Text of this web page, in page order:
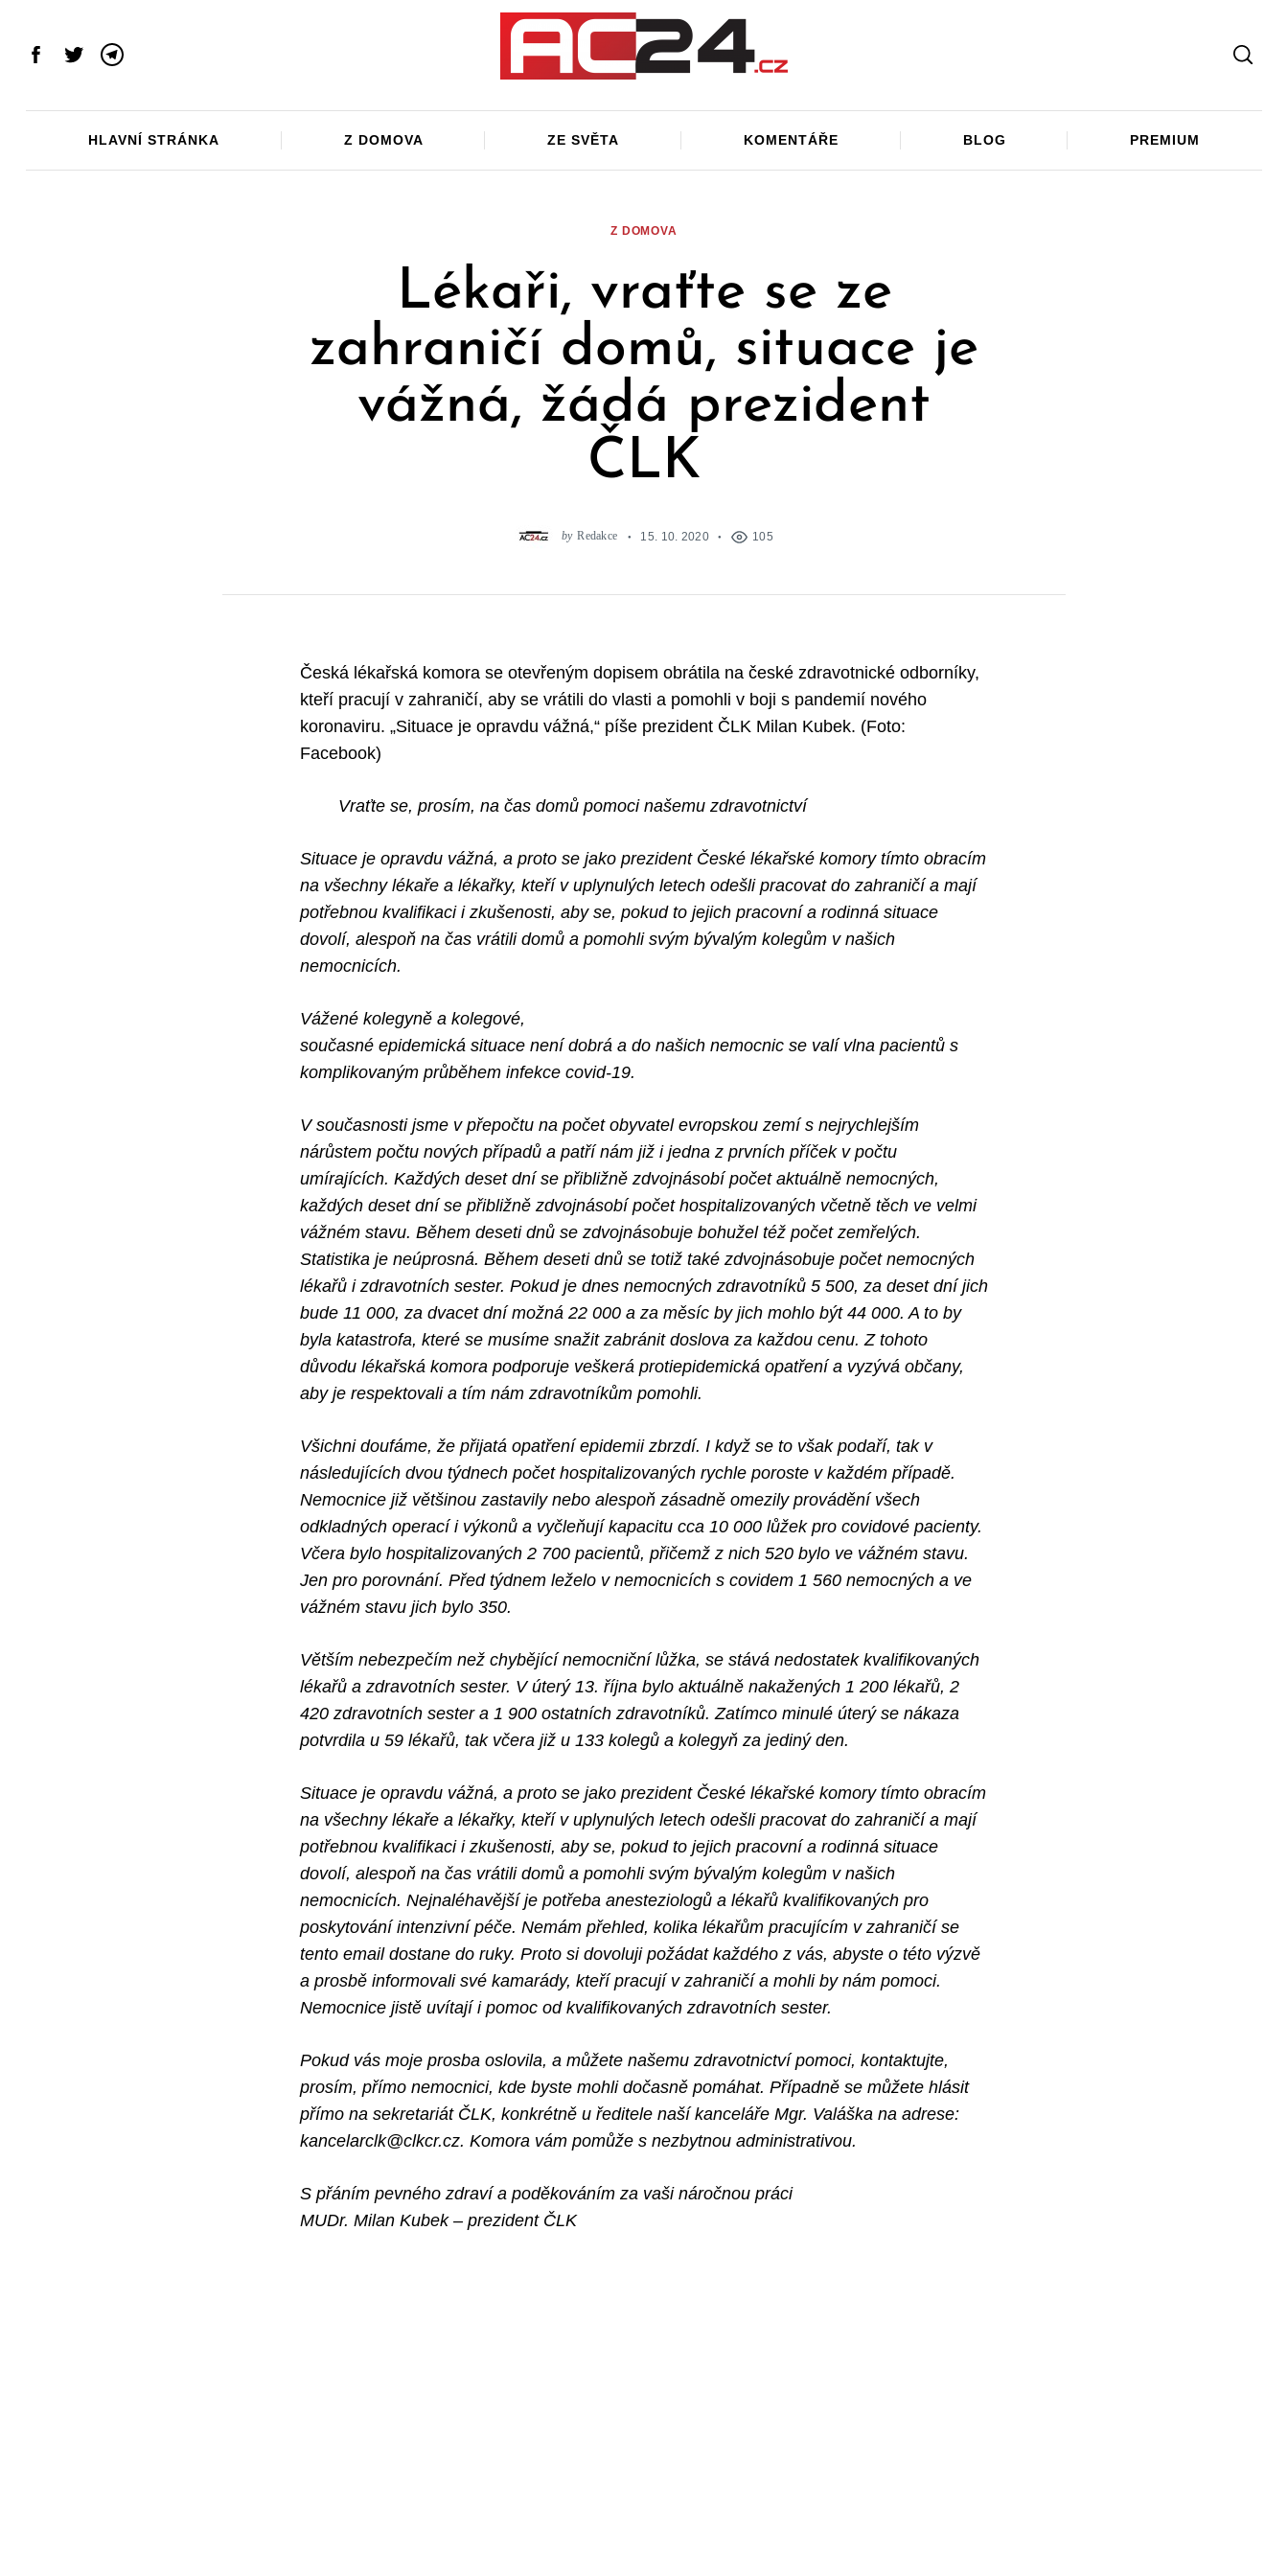
contentFacebook
TwitterTelegram
HLAVNÍ STRÁNKA Z DOMOVA ZE SVĚTA KOMENTÁŘE BLOG PREMIUM
Z DOMOVA
Lékaři, vraťte se ze
zahraničí domů, situace je
vážná, žádá prezident
ČLK
by Redakce 15. 10. 2020 105
Česká lékařská komora se otevřeným dopisem obrátila na české zdravotnické odborníky,
kteří pracují v zahraničí, aby se vrátili do vlasti a pomohli v boji s pandemií nového
koronaviru. „Situace je opravdu vážná,“ píše prezident ČLK Milan Kubek. (Foto:
Facebook)
Vraťte se, prosím, na čas domů pomoci našemu zdravotnictví
Situace je opravdu vážná, a proto se jako prezident České lékařské komory tímto obracím
na všechny lékaře a lékařky, kteří v uplynulých letech odešli pracovat do zahraničí a mají
potřebnou kvalifikaci i zkušenosti, aby se, pokud to jejich pracovní a rodinná situace
dovolí, alespoň na čas vrátili domů a pomohli svým bývalým kolegům v našich
nemocnicích.
Vážené kolegyně a kolegové,
současné epidemická situace není dobrá a do našich nemocnic se valí vlna pacientů s
komplikovaným průběhem infekce covid-19.
V současnosti jsme v přepočtu na počet obyvatel evropskou zemí s nejrychlejším
nárůstem počtu nových případů a patří nám již i jedna z prvních příček v počtu
umírajících. Každých deset dní se přibližně zdvojnásobí počet aktuálně nemocných,
každých deset dní se přibližně zdvojnásobí počet hospitalizovaných včetně těch ve velmi
vážném stavu. Během deseti dnů se zdvojnásobuje bohužel též počet zemřelých.
Statistika je neúprosná. Během deseti dnů se totiž také zdvojnásobuje počet nemocných
lékařů i zdravotních sester. Pokud je dnes nemocných zdravotníků 5 500, za deset dní jich
bude 11 000, za dvacet dní možná 22 000 a za měsíc by jich mohlo být 44 000. A to by
byla katastrofa, které se musíme snažit zabránit doslova za každou cenu. Z tohoto
důvodu lékařská komora podporuje veškerá protiepidemická opatření a vyzývá občany,
aby je respektovali a tím nám zdravotníkům pomohli.
Všichni doufáme, že přijatá opatření epidemii zbrzdí. I když se to však podaří, tak v
následujících dvou týdnech počet hospitalizovaných rychle poroste v každém případě.
Nemocnice již většinou zastavily nebo alespoň zásadně omezily provádění všech
odkladných operací i výkonů a vyčleňují kapacitu cca 10 000 lůžek pro covidové pacienty.
Včera bylo hospitalizovaných 2 700 pacientů, přičemž z nich 520 bylo ve vážném stavu.
Jen pro porovnání. Před týdnem leželo v nemocnicích s covidem 1 560 nemocných a ve
vážném stavu jich bylo 350.
Větším nebezpečím než chybějící nemocniční lůžka, se stává nedostatek kvalifikovaných
lékařů a zdravotních sester. V úterý 13. října bylo aktuálně nakažených 1 200 lékařů, 2
420 zdravotních sester a 1 900 ostatních zdravotníků. Zatímco minulé úterý se nákaza
potvrdila u 59 lékařů, tak včera již u 133 kolegů a kolegyň za jediný den.
Situace je opravdu vážná, a proto se jako prezident České lékařské komory tímto obracím
na všechny lékaře a lékařky, kteří v uplynulých letech odešli pracovat do zahraničí a mají
potřebnou kvalifikaci i zkušenosti, aby se, pokud to jejich pracovní a rodinná situace
dovolí, alespoň na čas vrátili domů a pomohli svým bývalým kolegům v našich
nemocnicích. Nejnaléhavější je potřeba anesteziologů a lékařů kvalifikovaných pro
poskytování intenzivní péče. Nemám přehled, kolika lékařům pracujícím v zahraničí se
tento email dostane do ruky. Proto si dovoluji požádat každého z vás, abyste o této výzvě
a prosbě informovali své kamarády, kteří pracují v zahraničí a mohli by nám pomoci.
Nemocnice jistě uvítají i pomoc od kvalifikovaných zdravotních sester.
Pokud vás moje prosba oslovila, a můžete našemu zdravotnictví pomoci, kontaktujte,
prosím, přímo nemocnici, kde byste mohli dočasně pomáhat. Případně se můžete hlásit
přímo na sekretariát ČLK, konkrétně u ředitele naší kanceláře Mgr. Valáška na adrese:
kancelarclk@clkcr.cz. Komora vám pomůže s nezbytnou administrativou.
S přáním pevného zdraví a poděkováním za vaši náročnou práci
MUDr. Milan Kubek – prezident ČLK